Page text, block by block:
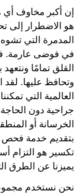
إن أكبر مخاوف
هو الاضطرار إلى
المدمرة التي
في فوضى عارمة.
القلق تمامًا
وتحافظ عليها. لقد
العالمية التي
جراحية دون
الخرسانة أو
بتقديم خدمة فحص
تكسير هو التزام
يميزنا عن الطرق
نحن نستخدم